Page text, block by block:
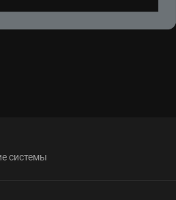
системы